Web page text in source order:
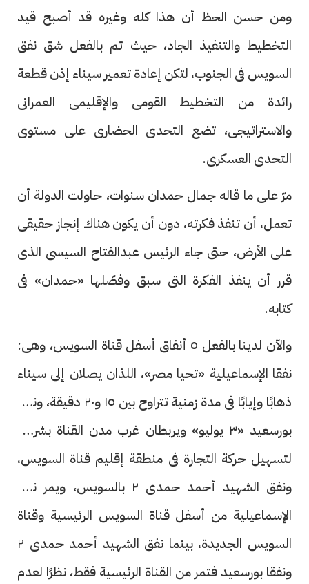
ومن حسن الحظ أن هذا كله وغيره قد أصبح قيد
التخطيط والتنفيذ الجاد، حيث تم بالفعل شق نفق
السويس فى الجنوب، لتكن إعادة تعمير سيناء إذن قطعة
رائدة من التخطيط القومى والإقليمى العمرانى
والاستراتيجى، تضع التحدى الحضارى على مستوى
التحدى العسكرى.
مرّ على ما قاله جمال حمدان سنوات، حاولت الدولة أن
تعمل، أن تنفذ فكرته، دون أن يكون هناك إنجاز حقيقى
على الأرض، حتى جاء الرئيس عبدالفتاح السيسى الذى
قرر أن ينفذ الفكرة التى سبق وفصّلها «حمدان» فى
كتابه.
والآن لدينا بالفعل ٥ أنفاق أسفل قناة السويس، وهى:
نفقا الإسماعيلية «تحيا مصر»، اللذان يصلان إلى سيناء
ذهابًا وإيابًا فى مدة زمنية تتراوح بين ١٥ و٢٠ دقيقة، ونفقا
بورسعيد «٣ يوليو» ويربطان غرب مدن القناة بشرقها
لتسهيل حركة التجارة فى منطقة إقليم قناة السويس،
ونفق الشهيد أحمد حمدى ٢ بالسويس، ويمر نفقا
الإسماعيلية من أسفل قناة السويس الرئيسية وقناة
السويس الجديدة، بينما نفق الشهيد أحمد حمدى ٢
ونفقا بورسعيد فتمر من القناة الرئيسية فقط، نظرًا لعدم